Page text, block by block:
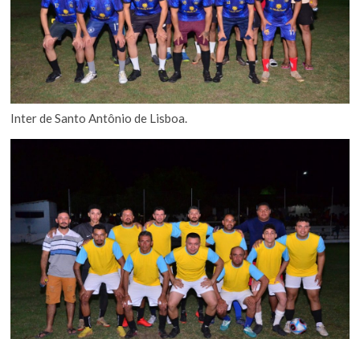
Inter de Santo Antônio de Lisboa.